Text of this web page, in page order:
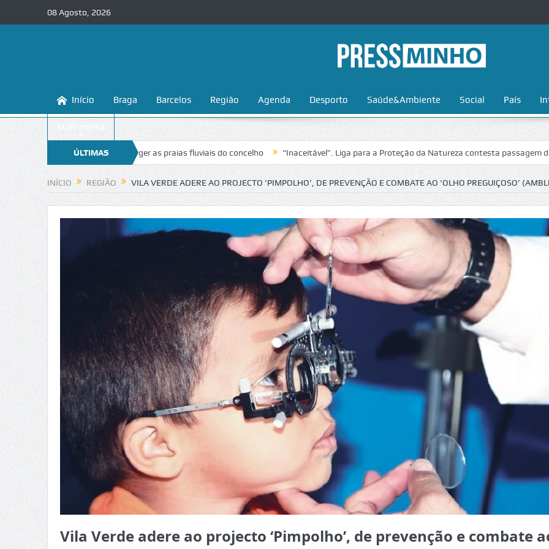
08 Agosto, 2026
Início Braga Barcelos Região Agenda Desporto Saúde&Ambiente Social País
Multimédia
ÚLTIMAS
NOTÍCIAS
a conhecer e proteger as praias fluviais do concelho “Inaceitável”. Liga para a Proteção da Natureza contesta passagem da Volta a
INÍCIO REGIÃO VILA VERDE ADERE AO PROJECTO ‘PIMPOLHO’, DE PREVENÇÃO E COMBATE AO ‘OLHO PREGUIÇOSO’
Vila Verde adere ao projecto ‘Pimpolho’, de prevenção e combate